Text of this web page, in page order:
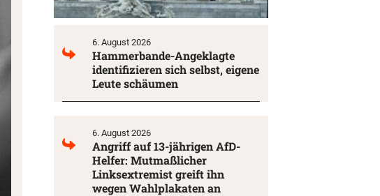
6. August 2026
Hammerbande-Angeklagte
identifizieren sich selbst, eigene
Leute schäumen
6. August 2026
Angriff auf 13-jährigen AfD-
Helfer: Mutmaßlicher
Linksextremist greift ihn
wegen Wahlplakaten an